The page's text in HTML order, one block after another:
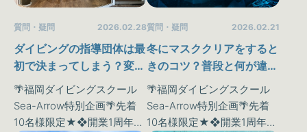
っ…
っ…
質問・疑問 2026.02.28
ダイビングの指導団体は最
初で決まってしまう？変更
は可能なのかどうか
🌴福岡ダイビングスクール
Sea-Arrow特別企画🌴先着
10名様限定★❖開業1周年記
質問・疑問 2026.02.21
冬にマスククリアをすると
きのコツ？普段と何が違う
のかSTAFFが解説します♪
🌴福岡ダイビングスクール
Sea-Arrow特別企画🌴先着
10名様限定★❖開業1周年記